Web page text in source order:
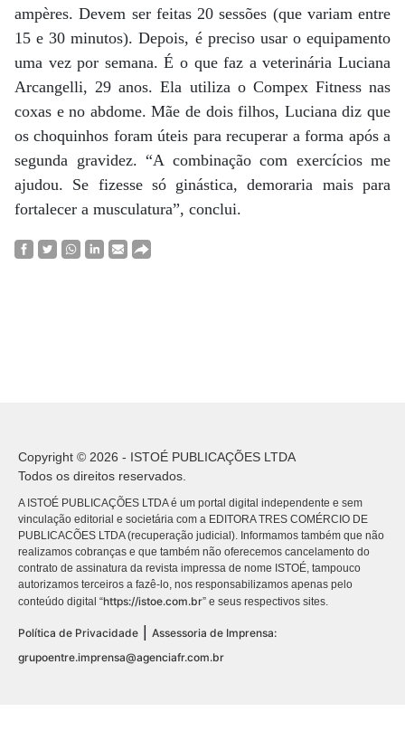
ampères. Devem ser feitas 20 sessões (que variam entre
15 e 30 minutos). Depois, é preciso usar o equipamento
uma vez por semana. É o que faz a veterinária Luciana
Arcangelli, 29 anos. Ela utiliza o Compex Fitness nas
coxas e no abdome. Mãe de dois filhos, Luciana diz que
os choquinhos foram úteis para recuperar a forma após a
segunda gravidez. “A combinação com exercícios me
ajudou. Se fizesse só ginástica, demoraria mais para
fortalecer a musculatura”, conclui.
Copyright © 2026 - ISTOÉ PUBLICAÇÕES LTDA
Todos os direitos reservados.
A ISTOÉ PUBLICAÇÕES LTDA é um portal digital independente e sem
vinculação editorial e societária com a EDITORA TRES COMÉRCIO DE
PUBLICACÕES LTDA (recuperação judicial). Informamos também que não
realizamos cobranças e que também não oferecemos cancelamento do
contrato de assinatura da revista impressa de nome ISTOÉ, tampouco
autorizamos terceiros a fazê-lo, nos responsabilizamos apenas pelo
conteúdo digital “https://istoe.com.br” e seus respectivos sites.
Política de Privacidade
Assessoria de Imprensa:
grupoentre.imprensa@agenciafr.com.br